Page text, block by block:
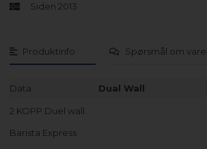
Produktinfo Spørsmål om
Data Dual Wall
2 KOPP Duel wall.
Barista Express
Siden 2013